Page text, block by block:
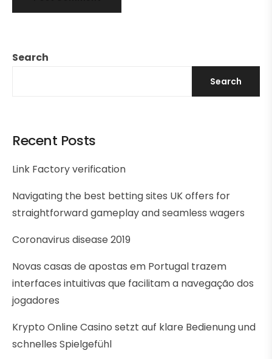
Search
Search
Recent Posts
Link Factory verification
Navigating the best betting sites UK offers for
straightforward gameplay and seamless wagers
Coronavirus disease 2019
Novas casas de apostas em Portugal trazem
interfaces intuitivas que facilitam a navegação dos
jogadores
Krypto Online Casino setzt auf klare Bedienung und
schnelles Spielgefühl